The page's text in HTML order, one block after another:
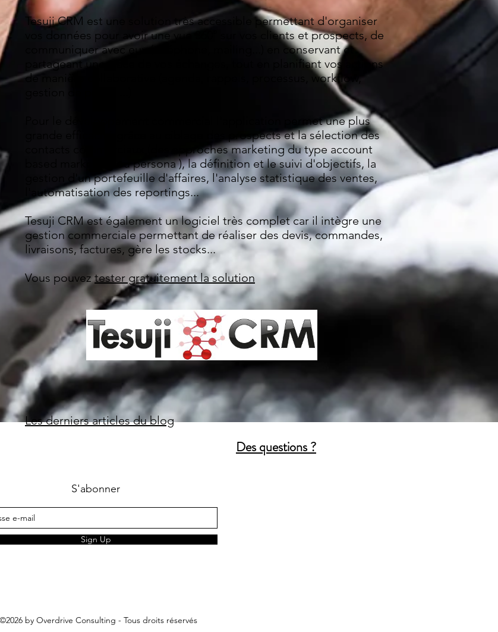
Tesuji CRM est une solution très accessible permettant d'organiser
vos données pour avoir une vue 360° sur vos clients et prospects, de
communiquer avec eux (téléphone, mailing...) en conservant et
partageant une trace de vos échanges, tout en planifiant vos actions
de manière collaborative (agenda, rappels, processus, workflow,
Pour le développement commercial l'application permet une plus
grande efficacité grâce au ciblage des prospects et la sélection des
contacts commerciaux (des approches marketing du type account
based marketing ou persona ), la définition et le suivi d'objectifs, la
gestion d'un portefeuille d'affaires, l'analyse statistique des ventes,
l'automatisation des reportings...
Tesuji CRM est également un logiciel très complet car il intègre une
gestion commerciale permettant de réaliser des devis, commandes,
livraisons, factures, gère les stocks...
Vous pouveztester gratuitement la solution
Les derniers articles du blog
Des questions ?
S'abonner
Sign Up
©2026 by Overdrive Consulting - Tous droits réservés